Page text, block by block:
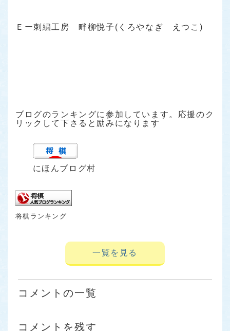
Ｅー刺繍工房 畔柳悦子(くろやなぎ えつこ)
ブログのランキングに参加しています。応援のク
リックして下さると励みになります
にほんブログ村
将棋ランキング
一覧を見る
コメントの一覧
コメントを残す